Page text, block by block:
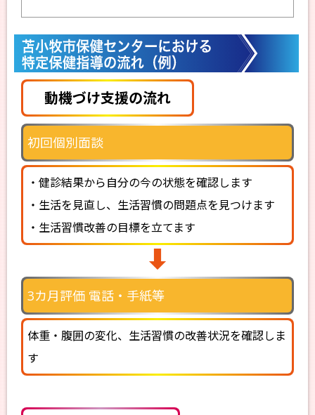
動機づけ支援の流れ
初回個別面談
・健診結果から自分の今の状態を確認します
・生活を見直し、生活習慣の問題点を見つけます
・生活習慣改善の目標を立てます
3カ月評価 電話・手紙等
体重・腹囲の変化、生活習慣の改善状況を確認しま
す